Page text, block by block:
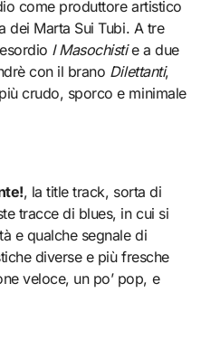
come produttore artistico
dei Marta Sui Tubi. A tre
I Masochistie a due
con il brano Dilettanti,
crudo, sporco e minimale
, la title track, sorta di
tracce di blues, in cui si
e qualche segnale di
diverse e più fresche
veloce, un po’ pop, e